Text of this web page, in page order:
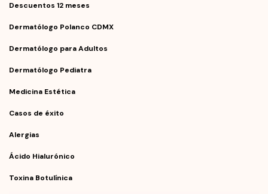
Descuentos 12 meses
Dermatólogo Polanco CDMX
Dermatólogo para Adultos
Dermatólogo Pediatra
Medicina Estética
Casos de éxito
Alergias
Ácido Hialurónico
Toxina Botulínica